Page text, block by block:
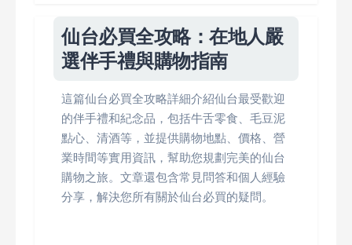
仙台必買全攻略：在地人嚴
選伴手禮與購物指南
這篇仙台必買全攻略詳細介紹仙台最受歡迎
的伴手禮和紀念品，包括牛舌零食、毛豆泥
點心、清酒等，並提供購物地點、價格、營
業時間等實用資訊，幫助您規劃完美的仙台
購物之旅。文章還包含常見問答和個人經驗
分享，解決您所有關於仙台必買的疑問。